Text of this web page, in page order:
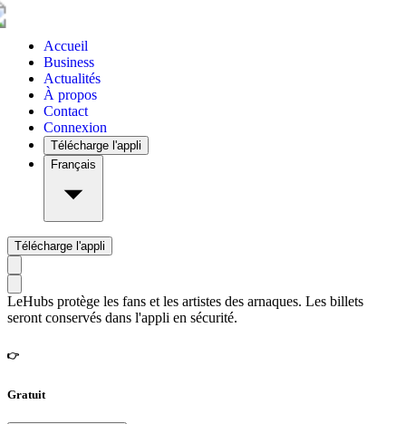
Accueil
Business
Actualités
À propos
Contact
Connexion
Télécharge l'appli
Français
Télécharge l'appli
LeHubs protège les fans et les artistes des arnaques. Les billets
seront conservés dans l'appli en sécurité.
👉
Gratuit